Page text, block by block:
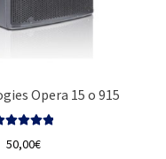
Opera 15 o 915
5.00 de 5
50,00€